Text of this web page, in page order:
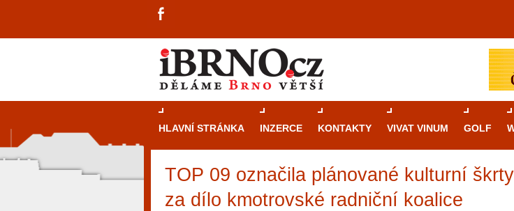
HLAVNÍ STRÁNKA INZERCE KONTAKTY VIVAT VINUM GOLF
TOP 09 označila plánované kulturní
za dílo kmotrovské radniční koalice
Průvodce
kasinovými hrami
rulety po video automaty